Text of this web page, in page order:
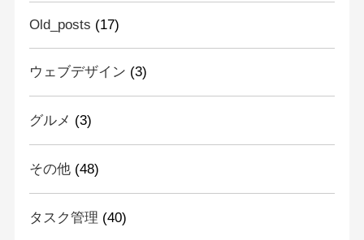
Old_posts (17)
ウェブデザイン (3)
グルメ (3)
その他(48)
タスク管理 (40)